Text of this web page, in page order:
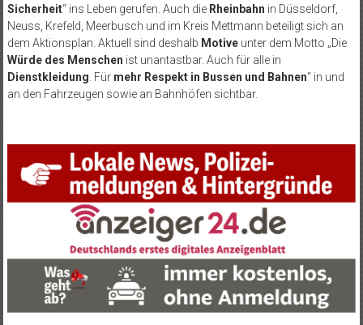
Sicherheit“ ins Leben gerufen. Auch die Rheinbahn in Düsseldorf,
Neuss, Krefeld, Meerbusch und im Kreis Mettmann beteiligt sich an
dem Aktionsplan. Aktuell sind deshalb Motiveunter dem Motto „Die
Würde des Menschen ist unantastbar. Auch für alle in
Dienstkleidung. Für mehr Respekt in Bussen und Bahnen“ in und
an den Fahrzeugen sowie an Bahnhöfen sichtbar.